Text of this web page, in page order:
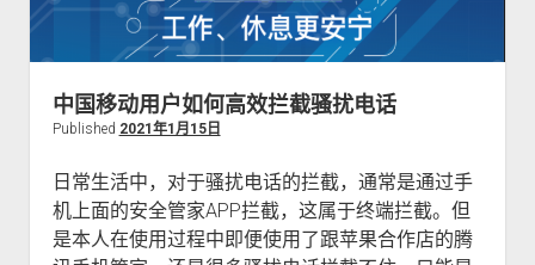
火
，
难
还
？
中国移动用户如何高效拦截骚扰电话
Published 2021年1月15日
日常生活中，对于骚扰电话的拦截，通常是通过手
机上面的安全管家APP拦截，这属于终端拦截。但
是本人在使用过程中即便使用了跟苹果合作店的腾